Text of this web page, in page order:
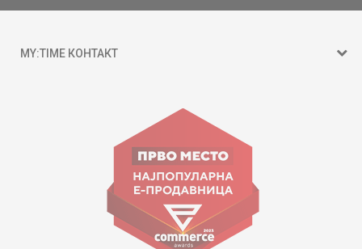
MY:TIME КОНТАКТ
ул. Гоце Николовски бр.74 Скопје
contact@mytime.mk
Работно време:
09:00 до 17:00